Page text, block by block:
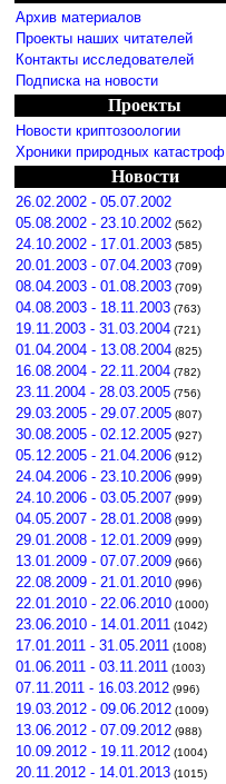
Архив материалов
Проекты наших читателей
Контакты исследователей
Подписка на новости
Проекты
Новости криптозоологии
Хроники природных катастроф
Новости
26.02.2002 - 05.07.2002
05.08.2002 - 23.10.2002 (562)
24.10.2002 - 17.01.2003 (585)
20.01.2003 - 07.04.2003 (709)
08.04.2003 - 01.08.2003 (709)
04.08.2003 - 18.11.2003 (763)
19.11.2003 - 31.03.2004 (721)
01.04.2004 - 13.08.2004 (825)
16.08.2004 - 22.11.2004 (782)
23.11.2004 - 28.03.2005 (756)
29.03.2005 - 29.07.2005 (807)
30.08.2005 - 02.12.2005 (927)
05.12.2005 - 21.04.2006 (912)
24.04.2006 - 23.10.2006 (999)
24.10.2006 - 03.05.2007 (999)
04.05.2007 - 28.01.2008 (999)
29.01.2008 - 12.01.2009 (999)
13.01.2009 - 07.07.2009 (966)
22.08.2009 - 21.01.2010 (996)
22.01.2010 - 22.06.2010 (1000)
23.06.2010 - 14.01.2011 (1042)
17.01.2011 - 31.05.2011 (1008)
01.06.2011 - 03.11.2011 (1003)
07.11.2011 - 16.03.2012 (996)
19.03.2012 - 09.06.2012 (1009)
13.06.2012 - 07.09.2012 (988)
10.09.2012 - 19.11.2012 (1004)
20.11.2012 - 14.01.2013 (1015)